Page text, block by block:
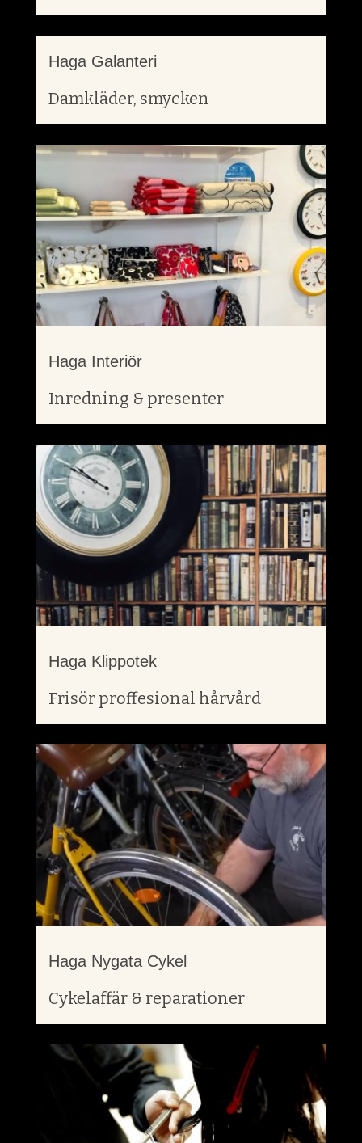
Haga Galanteri
Damkläder, smycken
Haga Interiör
Inredning & presenter
Haga Klippotek
Frisör proffesional hårvård
Haga Nygata Cykel
Cykelaffär & reparationer